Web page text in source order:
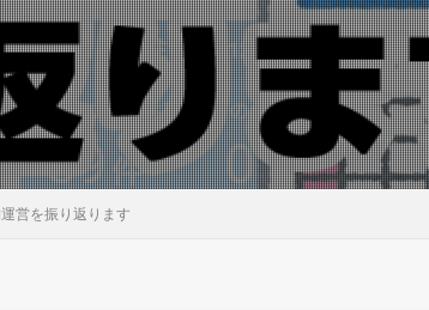
営を振り返ります